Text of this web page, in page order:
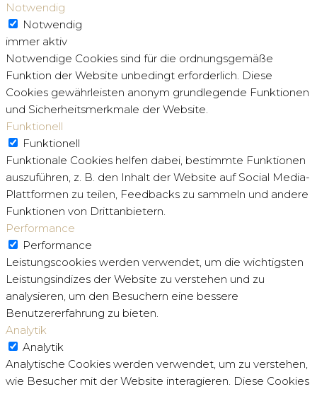
Notwendig
Notwendig
immer aktiv
Notwendige Cookies sind für die ordnungsgemäße
Funktion der Website unbedingt erforderlich. Diese
Cookies gewährleisten anonym grundlegende Funktionen
und Sicherheitsmerkmale der Website.
Funktionell
Funktionell
Funktionale Cookies helfen dabei, bestimmte Funktionen
auszuführen, z. B. den Inhalt der Website auf Social Media-
Plattformen zu teilen, Feedbacks zu sammeln und andere
Funktionen von Drittanbietern.
Performance
Performance
Leistungscookies werden verwendet, um die wichtigsten
Leistungsindizes der Website zu verstehen und zu
analysieren, um den Besuchern eine bessere
Benutzererfahrung zu bieten.
Analytik
Analytik
Analytische Cookies werden verwendet, um zu verstehen,
wie Besucher mit der Website interagieren. Diese Cookies